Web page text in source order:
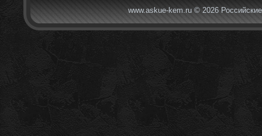
www.askue-kem.ru © 2026